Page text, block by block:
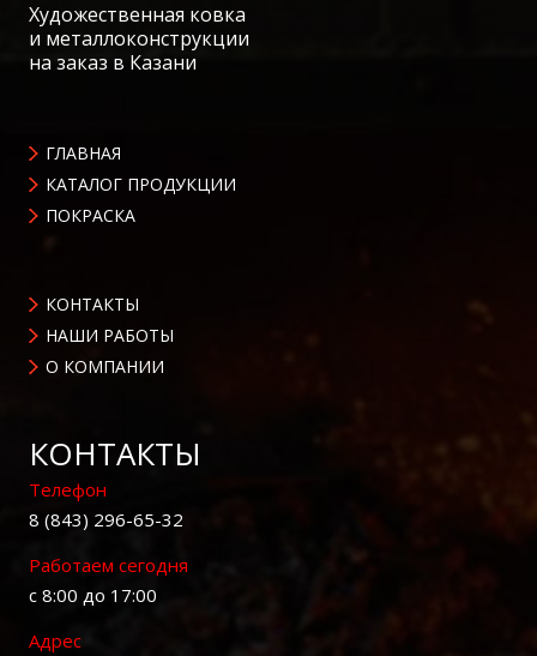
Художественная ковка
и металлоконструкции
на заказ в Казани
ГЛАВНАЯ
КАТАЛОГ ПРОДУКЦИИ
ПОКРАСКА
КОНТАКТЫ
НАШИ РАБОТЫ
О КОМПАНИИ
КОНТАКТЫ
Телефон
8 (843) 296-65-32
Работаем сегодня
с 8:00 до 17:00
Адрес